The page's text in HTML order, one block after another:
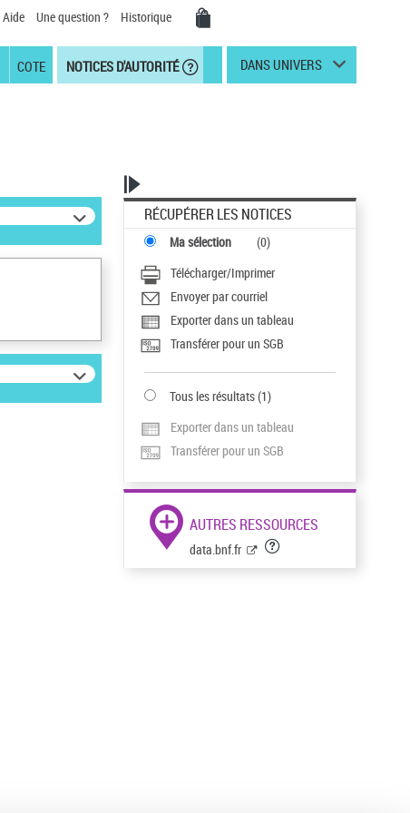
Aide Une question ? Historique
COTE NOTICES D'AUTORITÉ DANS UNIVERS
RÉCUPÉRER LES NOTICES
Ma sélection (0)
Télécharger/Imprimer
Envoyer par courriel
Exporter dans un tableau
Transférer pour un SGB
Tous les résultats(1)
Exporter dans un tableau
Transférer pour un SGB
AUTRES RESSOURCES
data.bnf.fr